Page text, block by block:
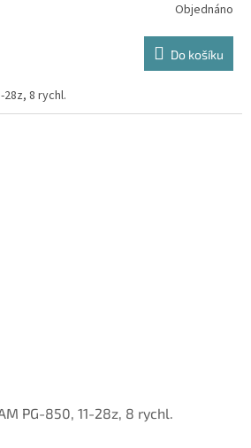
Objednáno
Do košíku
28z, 8 rychl.
PG-850, 11-28z, 8 rychl.